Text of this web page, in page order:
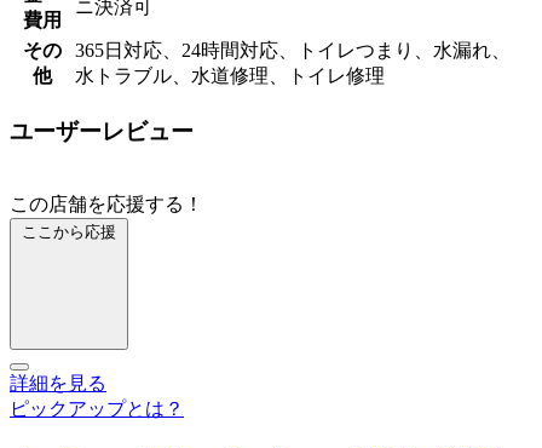
費用
ニ決済可
その
他
365日対応、24時間対応、トイレつまり、水漏れ、
水トラブル、水道修理、トイレ修理
ユーザーレビュー
この店舗を応援する！
ここから応援
詳細を見る
ピックアップとは？